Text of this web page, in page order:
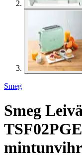
Smeg
Smeg